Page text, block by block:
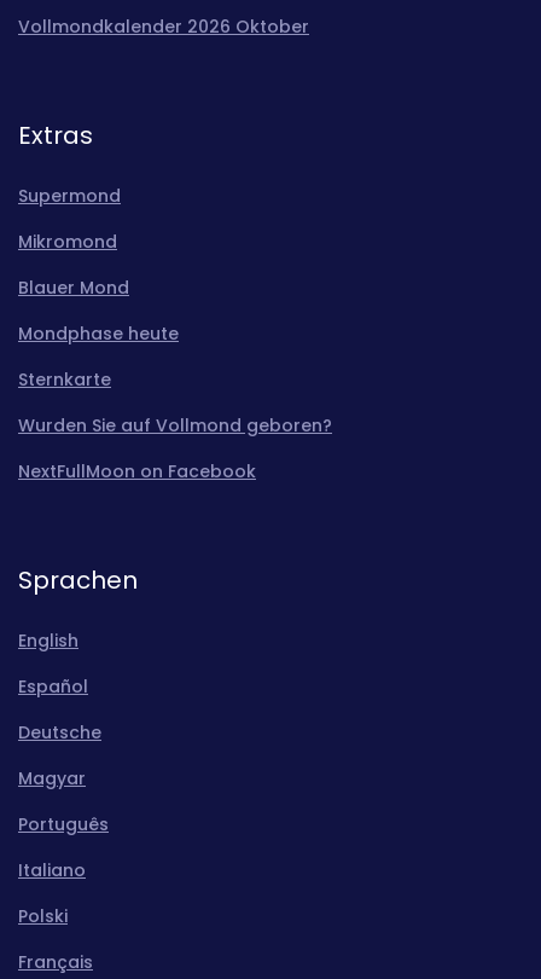
Vollmondkalender 2026 Oktober
Extras
Supermond
Mikromond
Blauer Mond
Mondphase heute
Sternkarte
Wurden Sie auf Vollmond geboren?
NextFullMoon on Facebook
Sprachen
English
Español
Deutsche
Magyar
Português
Italiano
Polski
Français